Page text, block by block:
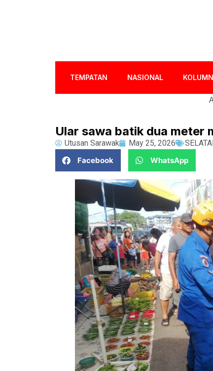
TEMPATAN NASIONAL
Ular sawa batik dua meter
Utusan Sarawak May 25, 2026
Facebook
WhatsApp